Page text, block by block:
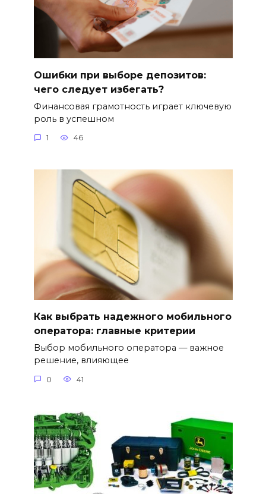
Ошибки при выборе депозитов:
чего следует избегать?
Финансовая грамотность играет ключевую
роль в успешном
1 46
Как выбрать надежного мобильного
оператора: главные критерии
Выбор мобильного оператора — важное
решение, влияющее
0 41